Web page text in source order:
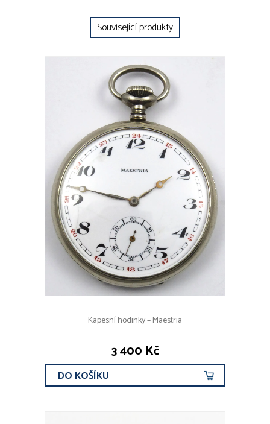
Související produkty
Kapesní hodinky – Maestria
3 400 Kč
DO KOŠÍKU